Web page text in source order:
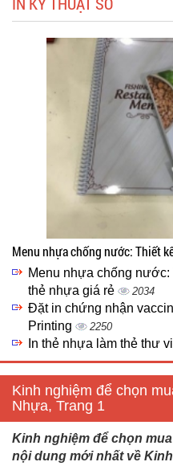
Menu nhựa chống nước: Thiết
Menu nhựa chống
thẻ nhựa giá rẻ
2034
Đặt in chứng nhận
Printing
2250
In thẻ nhựa làm thẻ thư
Kinh nghiệm để chọn
Nhựa, Trang 1
Kinh nghiệm để chọn
nội dung mới nhất về